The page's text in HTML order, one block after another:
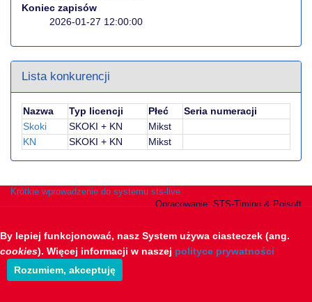
Koniec zapisów
2026-01-27 12:00:00
Lista konkurencji
Nazwa Typ licencji Płeć
Seria numeracji
Skoki
SKOKI + KN
Mikst
KN
SKOKI + KN Mikst
Krótkie wprowadzenie do systemu sts-live
Opracowanie: STS-Timing & Polsoft
By lepiej funkcjonować, nasz System używa ciasteczek (ang.
cookies). Więcej informacji w naszej polityce prywatności
Rozumiem, akceptuję